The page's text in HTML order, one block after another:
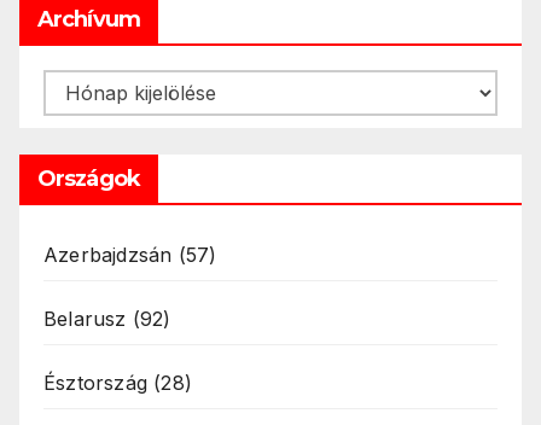
Archívum
Archívum
Országok
Azerbajdzsán (57)
Belarusz (92)
Észtország (28)